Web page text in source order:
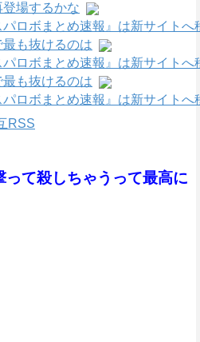
登場するかな
パロボまとめ速報』は新サイトへ
も抜けるのは
パロボまとめ速報』は新サイトへ
も抜けるのは
パロボまとめ速報』は新サイトへ
RSS
て殺しちゃうって最高に